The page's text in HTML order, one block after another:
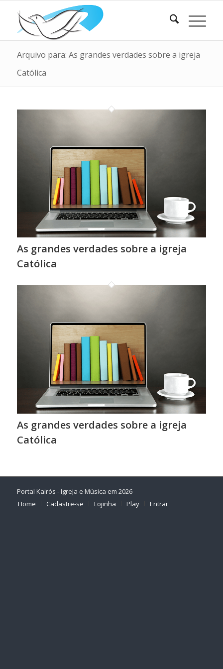
Arquivo para: As grandes verdades sobre a igreja
Católica
As grandes verdades sobre a igreja
Católica
As grandes verdades sobre a igreja
Católica
Portal Kairós - Igreja e Música em 2026
Home
Cadastre-se Lojinha Play Entrar